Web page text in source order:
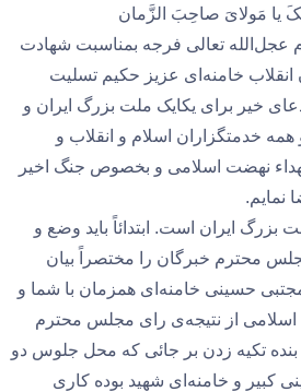
یا مَولایَ صاحِبَ الزَّمان
عجل‌الله تعالی فرجه بمناسبت شهادت
خامنه‌ای عزیز حکیم تسلیت
خیر برای یکایک ملت بزرگ ایران و
خدمتگزاران اسلام و انقلاب و
شهداء نهضت اسلامی و بخصوص جنگ اخیر
نمایم.
ایران است. ابتدائاً باید وضع و
محترم خبرگان را مختصراً بیان
حسینی خامنه‌ای همزمان با شما و
از نتیجه‌ی رای مجلس محترم
تکیه زدن بر جائی که محل جلوس دو
کبیر و خامنه‌ای شهید بوده کاری